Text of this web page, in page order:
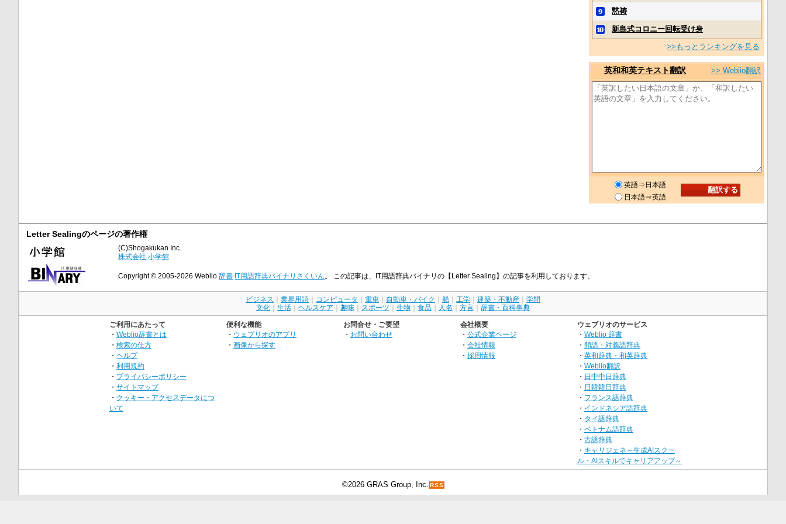
黙祷
新島式コロニー回転受け身
>>もっとランキングを見る
英和和英テキスト翻訳 >> Weblio翻訳
英語⇒日本語
日本語⇒英語
Letter Sealingのページの著作権
(C)Shogakukan Inc.
株式会社 小学館
Copyright © 2005-2026 Weblio 辞書 IT用語辞典バイナリさくいん 。 この記事は、IT用語辞典バイナリの【Letter Sealing】の記事を利用しております。
ビジネス 業界用語 コンピュータ 電車 自動車・バイク 船 工学 建築・不動産
学問
文化
生活 ヘルスケア 趣味 スポーツ 生物 食品 人名 方言 辞書・百科事典
ご利用にあたって
・ Weblio辞書とは
・ 検索の仕方
・ ヘルプ
・ 利用規約
・ プライバシーポリシー
・ サイトマップ
・ クッキー・アクセスデータにつ
いて
便利な機能
・ ウェブリオのアプリ
・ 画像から探す
お問合せ・ご要望
・ お問い合わせ
会社概要
・ 公式企業ページ
・ 会社情報
・ 採用情報
ウェブリオのサービス
・ Weblio 辞書
・ 類語・対義語辞典
・ 英和辞典・和英辞典
・ Weblio翻訳
・ 日中中日辞典
・ 日韓韓日辞典
・ フランス語辞典
・ インドネシア語辞典
・ タイ語辞典
・ ベトナム語辞典
・ 古語辞典
・ キャリジェネ～生成AIスクー
ル・AIスキルでキャリアアップ～
©2026 GRAS Group, Inc. RSS